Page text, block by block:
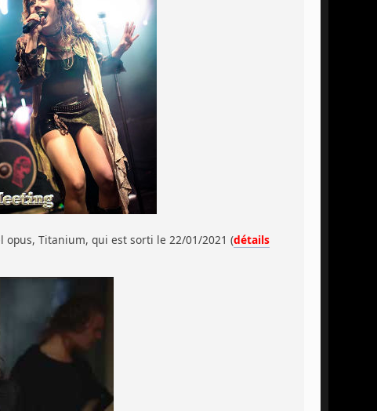
Titanium, qui est sorti le 22/01/2021 (détails